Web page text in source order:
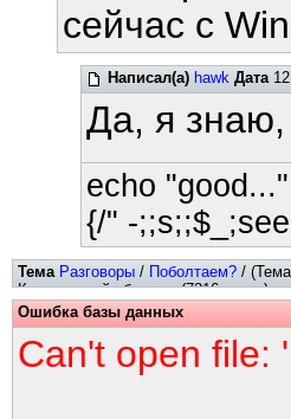
сейчас с
Написал(а) hawk Дата
Да, я
echo
{/" -
Тема Разговоры / Поболтаем? /
Костромской области. (7316 хитов)
Ошибка базы данных
Can't open file: